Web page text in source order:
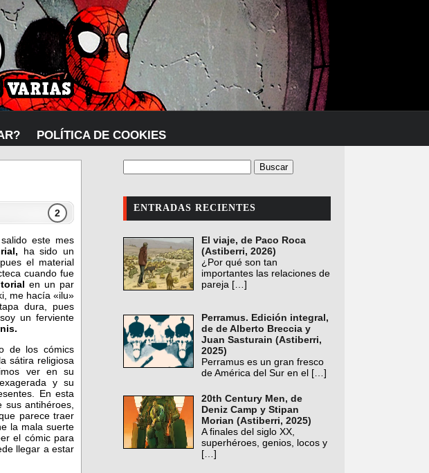
POLÍTICA DE COOKIES
2
este mes
ha sido un
el material
cuando fue
en un par
me hacía «ilu»
dura, pues
un ferviente
de los cómics
sátira religiosa
ver en su
y su
En esta
antihéroes,
parece traer
la mala suerte
el cómic para
llegar a estar
ENTRADAS RECIENTES
El viaje, de Paco Roca
(Astiberri, 2026)
¿Por qué son tan
importantes las relaciones de
pareja […]
Perramus. Edición integral,
de de Alberto Breccia y
Juan Sasturain (Astiberri,
2025)
Perramus es un gran fresco
de América del Sur en el […]
20th Century Men, de
Deniz Camp y Stipan
Morian (Astiberri, 2025)
A finales del siglo XX,
superhéroes, genios, locos y
[…]